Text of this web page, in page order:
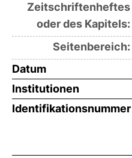
Zeitschriftenheftes
oder des Kapitels:
Seitenbereich:
Datum
Institutionen
Identifikationsnummer